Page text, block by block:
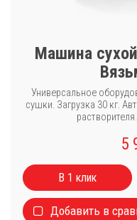
Машина
Универсальное
сушки. Загрузка 30 кг.
5
В 1 клик
Добавить в
Стиральные машины
Сушильные машины
Центрифуги для